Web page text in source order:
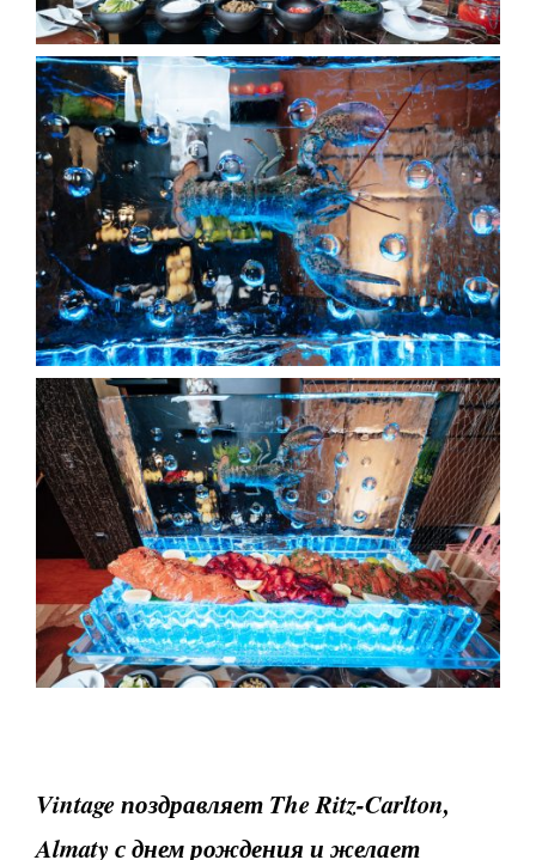
Vintage поздравляет The Ritz-Carlton,
Almaty с днем рождения и желает